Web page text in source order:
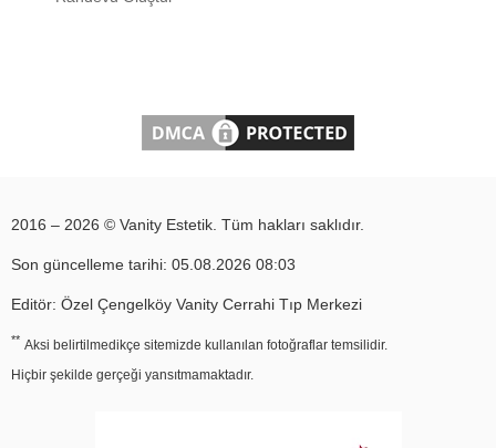
2016 – 2026 © Vanity Estetik. Tüm hakları saklıdır.
Son güncelleme tarihi: 05.08.2026 08:03
Editör: Özel Çengelköy Vanity Cerrahi Tıp Merkezi
** Aksi belirtilmedikçe sitemizde kullanılan fotoğraflar temsilidir.
Hiçbir şekilde gerçeği yansıtmamaktadır.